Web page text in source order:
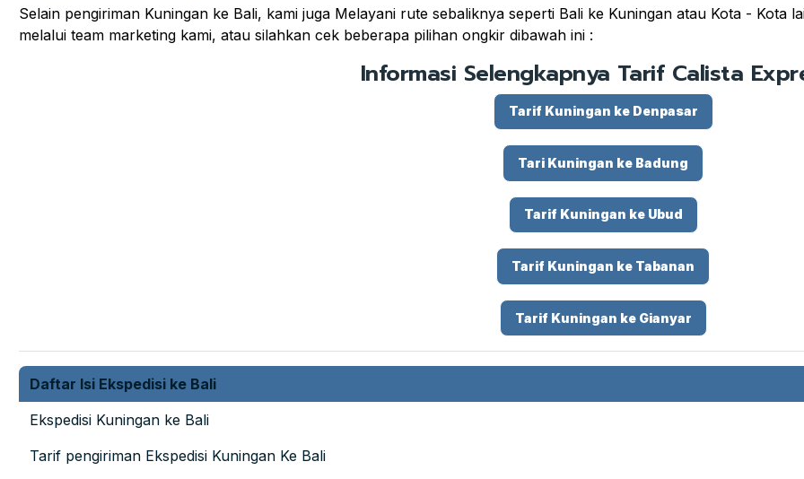
Selain pengiriman Kuningan ke Bali, kami juga Melayani rute sebaliknya seperti Bali ke Kuningan atau Kota - Kota
melalui team marketing kami, atau silahkan cek beberapa pilihan ongkir dibawah ini :
Informasi Selengkapnya Tarif Calista
Tarif Kuningan ke Denpasar
Tari Kuningan ke Badung
Tarif Kuningan ke Ubud
Tarif Kuningan ke Tabanan
Tarif Kuningan ke Gianyar
Daftar Isi Ekspedisi ke Bali
Ekspedisi Kuningan ke Bali
Tarif pengiriman Ekspedisi Kuningan Ke Bali